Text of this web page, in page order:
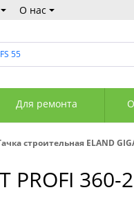
О нас
55
Для ремонта
строительная ELAND
PROFI 360-2